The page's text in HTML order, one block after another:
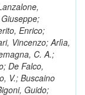
Enrico;
Vincenzo; Arlìa,
C. A.;
De Falco,
V.; Buscaino
Guido;